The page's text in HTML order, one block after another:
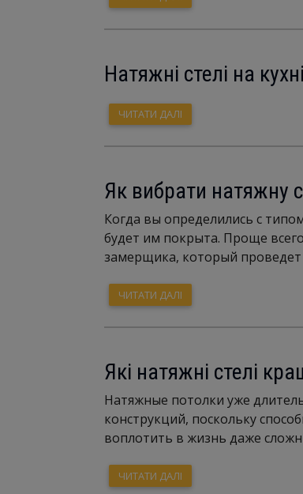
Натяжні стелі на кухні
ЧИТАТИ ДАЛІ
Як вибрати натяжну
Когда вы определились с
будет им покрыта. Проще
замерщика, который
ЧИТАТИ ДАЛІ
Які натяжні стелі
Натяжные потолки уже
конструкций, поскольку
воплотить в жизнь даже
ЧИТАТИ ДАЛІ